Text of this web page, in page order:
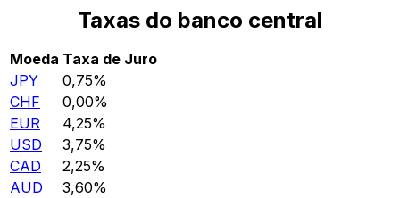
Taxas do banco central
Moeda Taxa de Juro
JPY
0,75%
CHF
0,00%
EUR
4,25%
USD
3,75%
CAD
2,25%
AUD
3,60%